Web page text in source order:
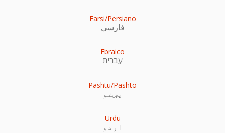
Farsi/Persiano
فارسی
Ebraico
עִברִית
Pashtu/Pashto
پښتو
Urdu
اردو